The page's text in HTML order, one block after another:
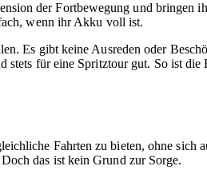
der Fortbewegung und bringen
wenn ihr Akku voll ist.
Es gibt keine Ausreden oder
für eine Spritztour gut. So ist
Fahrten zu bieten, ohne sich
das ist kein Grund zur Sorge.